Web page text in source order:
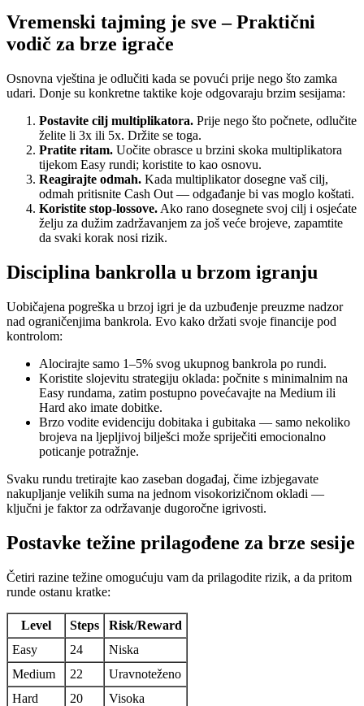
Vremenski tajming je sve – Praktični
vodič za brze igrače
Osnovna vještina je odlučiti kada se povući prije nego što zamka
udari. Donje su konkretne taktike koje odgovaraju brzim sesijama:
Postavite cilj multiplikatora. Prije nego što počnete, odlučite
želite li 3x ili 5x. Držite se toga.
Pratite ritam. Uočite obrasce u brzini skoka multiplikatora
tijekom Easy rundi; koristite to kao osnovu.
Reagirajte odmah. Kada multiplikator dosegne vaš cilj,
odmah pritisnite Cash Out — odgađanje bi vas moglo koštati.
Koristite stop‑lossove. Ako rano dosegnete svoj cilj i osjećate
želju za dužim zadržavanjem za još veće brojeve, zapamtite
da svaki korak nosi rizik.
Disciplina bankrolla u brzom igranju
Uobičajena pogreška u brzoj igri je da uzbuđenje preuzme nadzor
nad ograničenjima bankrola. Evo kako držati svoje financije pod
kontrolom:
Alocirajte samo 1–5% svog ukupnog bankrola po rundi.
Koristite slojevitu strategiju oklada: počnite s minimalnim na
Easy rundama, zatim postupno povećavajte na Medium ili
Hard ako imate dobitke.
Brzo vodite evidenciju dobitaka i gubitaka — samo nekoliko
brojeva na ljepljivoj bilješci može spriječiti emocionalno
poticanje potražnje.
Svaku rundu tretirajte kao zaseban događaj, čime izbjegavate
nakupljanje velikih suma na jednom visokorizičnom okladi —
ključni je faktor za održavanje dugoročne igrivosti.
Postavke težine prilagođene za brze sesije
Četiri razine težine omogućuju vam da prilagodite rizik, a da pritom
runde ostanu kratke:
Level Steps
Risk/Reward
Easy
24
Niska
Medium
22
Uravnoteženo
Hard
20
Visoka